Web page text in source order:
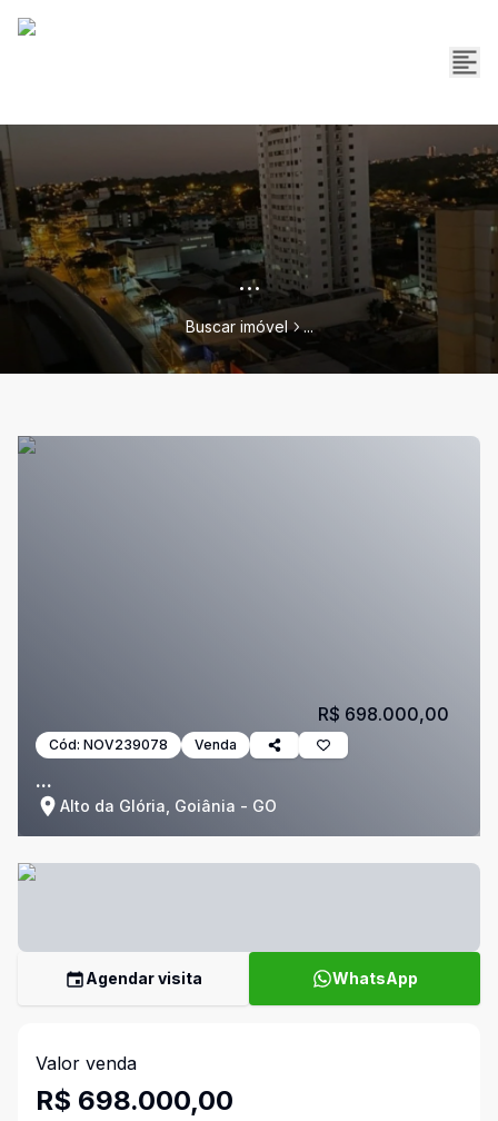
...
Buscar imóvel ...
Cód: NOV239078 Venda
...
Alto da Glória, Goiânia - GO
R$ 698.000,00
Agendar visita WhatsApp
Valor venda
R$ 698.000,00